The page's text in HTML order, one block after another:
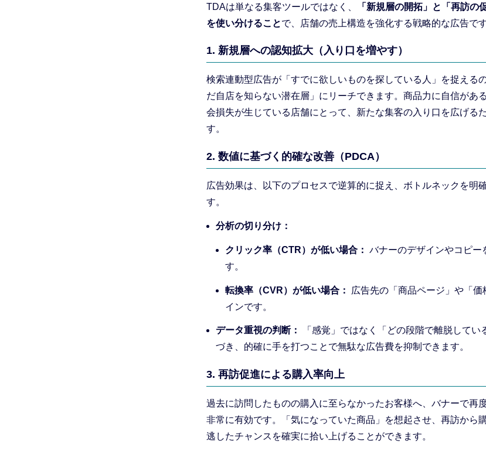
TDAは単なる集客ツールではなく、
「新規層の開拓」と「再訪の
を使い分けることで、店舗の売上構造を強化する戦略的な広告です
1. 新規層への認知拡大（入り口を増やす）
検索連動型広告が「すでに欲しいものを探している人」を捉える
だ自店を知らない潜在層」にリーチできます。商品力に自信があ
会損失が生じている店舗にとって、新たな集客の入り口を広げる
す。
2. 数値に基づく的確な改善（PDCA）
広告効果は、以下のプロセスで逆算的に捉え、ボトルネックを明
す。
分析の切り分け：
クリック率（CTR）が低い場合： バナーのデザインやコピー
す。
転換率（CVR）が低い場合：
広告先の「商品ページ」や「
インです。
データ重視の判断：
「感覚」ではなく「どの段階で離脱してい
づき、的確に手を打つことで無駄な広告費を抑制できます。
3. 再訪促進による購入率向上
過去に訪問したものの購入に至らなかったお客様へ、バナーで再
非常に有効です。「気になっていた商品」を想起させ、再訪から
逃したチャンスを確実に拾い上げることができます。